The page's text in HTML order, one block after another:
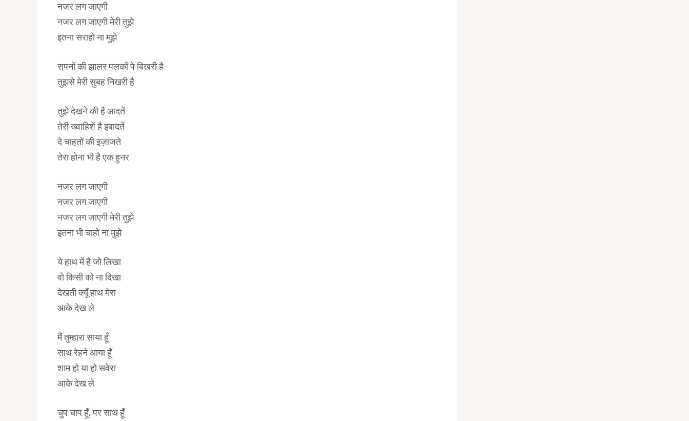
नजर लग जाएगी
नजर लग जाएगी मेरी तुझे
इतना सराहो ना मुझे
सपनों की झालर पलकों पे बिखरी है
तुझसे मेरी सुबह निखरी है
तुझे देखने की है आदतें
तेरी ख्वाहिशें है इबादतें
दे चाहतों की इज़ाजते
तेरा होना भी है एक हुनर
नजर लग जाएगी
नजर लग जाएगी
नजर लग जाएगी मेरी तुझे
इतना भी चाहो ना मुझे
ये हाथ में है जो लिखा
वो किसी को ना दिखा
देखती क्यूँ हाथ मेरा
आके देख ले
मैं तुम्हारा साया हूँ
साथ रेहने आया हूँ
शाम हो या हो सवेरा
आके देख ले
चुप चाप हूँ, पर साथ हूँ